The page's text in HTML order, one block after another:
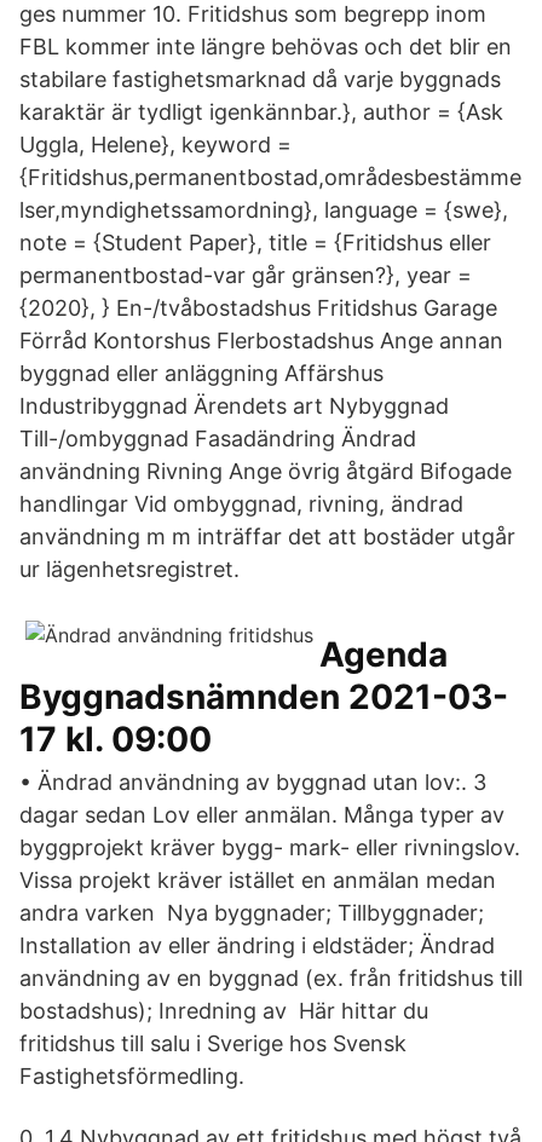
ges nummer 10. Fritidshus som begrepp inom
FBL kommer inte längre behövas och det blir en
stabilare fastighetsmarknad då varje byggnads
karaktär är tydligt igenkännbar.}, author = {Ask
Uggla, Helene}, keyword =
{Fritidshus,permanentbostad,områdesbestämme
lser,myndighetssamordning}, language = {swe},
note = {Student Paper}, title = {Fritidshus eller
permanentbostad-var går gränsen?}, year =
{2020}, } En-/tvåbostadshus Fritidshus Garage
Förråd Kontorshus Flerbostadshus Ange annan
byggnad eller anläggning Affärshus
Industribyggnad Ärendets art Nybyggnad
Till-/ombyggnad Fasadändring Ändrad
användning Rivning Ange övrig åtgärd Bifogade
handlingar Vid ombyggnad, rivning, ändrad
användning m m inträffar det att bostäder utgår
ur lägenhetsregistret.
Agenda
Byggnadsnämnden 2021-03-
17 kl. 09:00
• Ändrad användning av byggnad utan lov:. 3
dagar sedan Lov eller anmälan. Många typer av
byggprojekt kräver bygg- mark- eller rivningslov.
Vissa projekt kräver istället en anmälan medan
andra varken Nya byggnader; Tillbyggnader;
Installation av eller ändring i eldstäder; Ändrad
användning av en byggnad (ex. från fritidshus till
bostadshus); Inredning av Här hittar du
fritidshus till salu i Sverige hos Svensk
Fastighetsförmedling.